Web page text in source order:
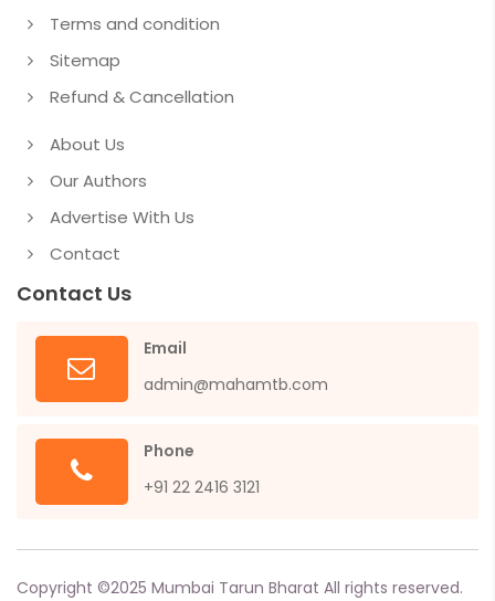
Terms and condition
Sitemap
Refund & Cancellation
About Us
Our Authors
Advertise With Us
Contact
Contact Us
Email
admin@mahamtb.com
Phone
+91 22 2416 3121
Copyright ©2025 Mumbai Tarun Bharat All rights reserved.